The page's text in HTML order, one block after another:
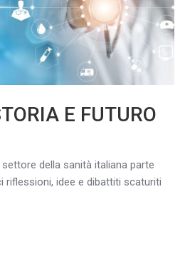
E FUTURO
della sanità italiana parte
riflessioni, idee e dibattiti scaturiti